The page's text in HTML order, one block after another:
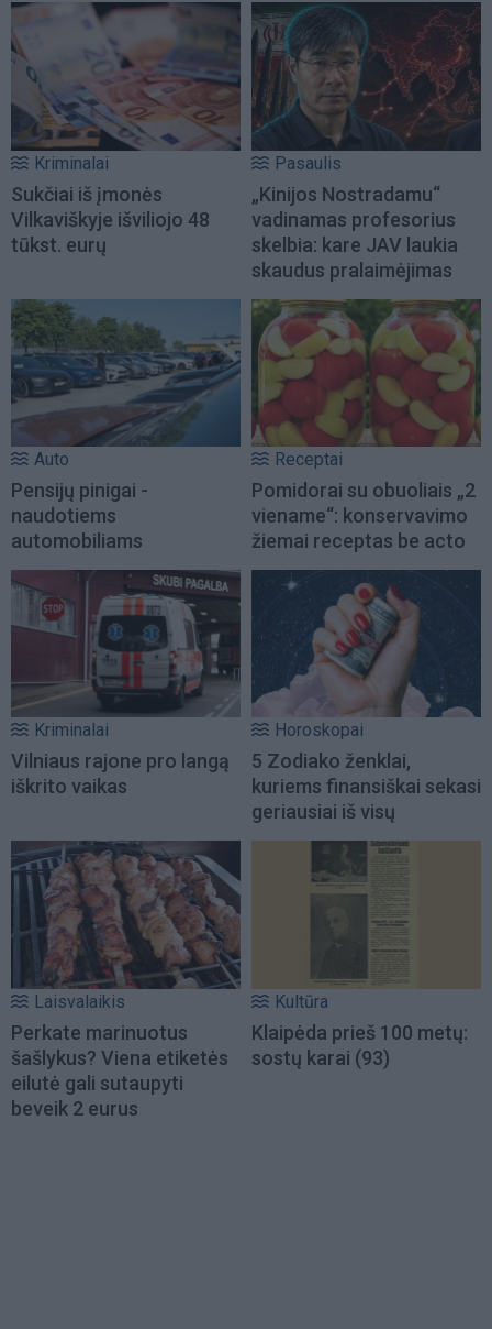
Kriminalai
Sukčiai iš įmonės
Vilkaviškyje išviliojo 48
tūkst. eurų
Pasaulis
„Kinijos Nostradamu“
vadinamas profesorius
skelbia: kare JAV laukia
skaudus pralaimėjimas
Auto
Pensijų pinigai -
naudotiems
automobiliams
Receptai
Pomidorai su obuoliais „2
viename“: konservavimo
žiemai receptas be acto
Kriminalai
Vilniaus rajone pro langą
iškrito vaikas
Horoskopai
5 Zodiako ženklai,
kuriems finansiškai sekasi
geriausiai iš visų
Laisvalaikis
Perkate marinuotus
šašlykus? Viena etiketės
eilutė gali sutaupyti
beveik 2 eurus
Kultūra
Klaipėda prieš 100 metų:
sostų karai (93)